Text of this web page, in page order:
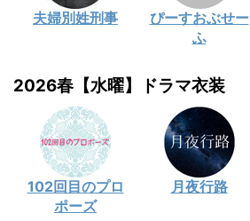
夫婦別姓刑事
ぴーすおぶせー
ふ
2026春【水曜】ドラマ衣装
102回目のプロ
ポーズ
月夜行路